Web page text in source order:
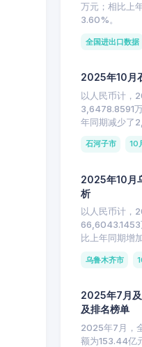
万元；相比上
3.60%。
全国进出口数据
2025年10月
以人民币计，
3,6478.8591
年同期减少了
石河子市 10
2025年10月
析
以人民币计，
66,6043.1453
比上年同期增
乌鲁木齐市
2025年7月
及排名榜单
2025年7月，
额为153.44亿